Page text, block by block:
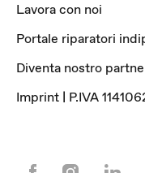
Lavora con noi
Portale riparatori
Diventa nostro
Imprint | P.IVA